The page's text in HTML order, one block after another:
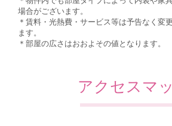
場合がございます。
＊賃料・光熱費・サービス等は予告なく変
ます。
＊部屋の広さはおおよその値となります。
アクセスマ